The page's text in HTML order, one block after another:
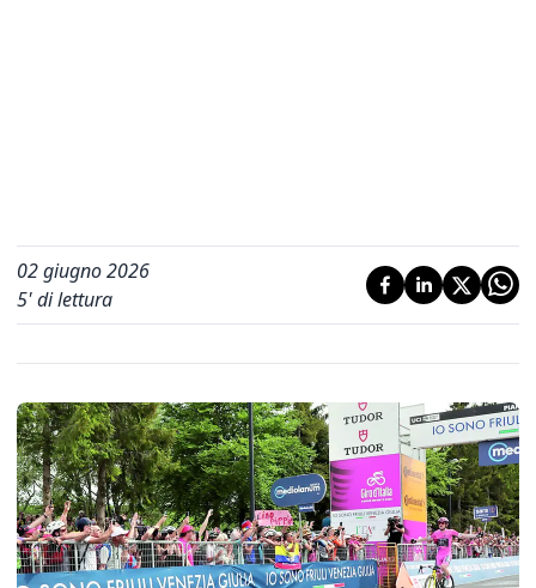
02 giugno 2026
5' di lettura